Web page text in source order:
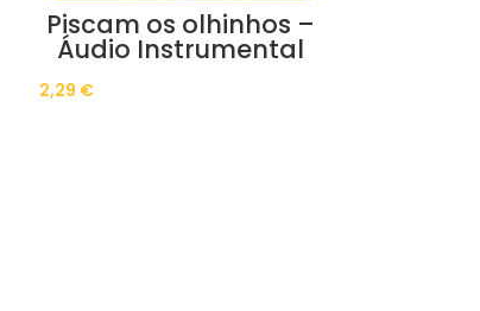
Piscam os olhinhos –
Áudio Instrumental
2,29 €